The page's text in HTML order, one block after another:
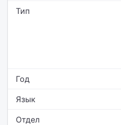
Тип
Год
Язык
Отдел